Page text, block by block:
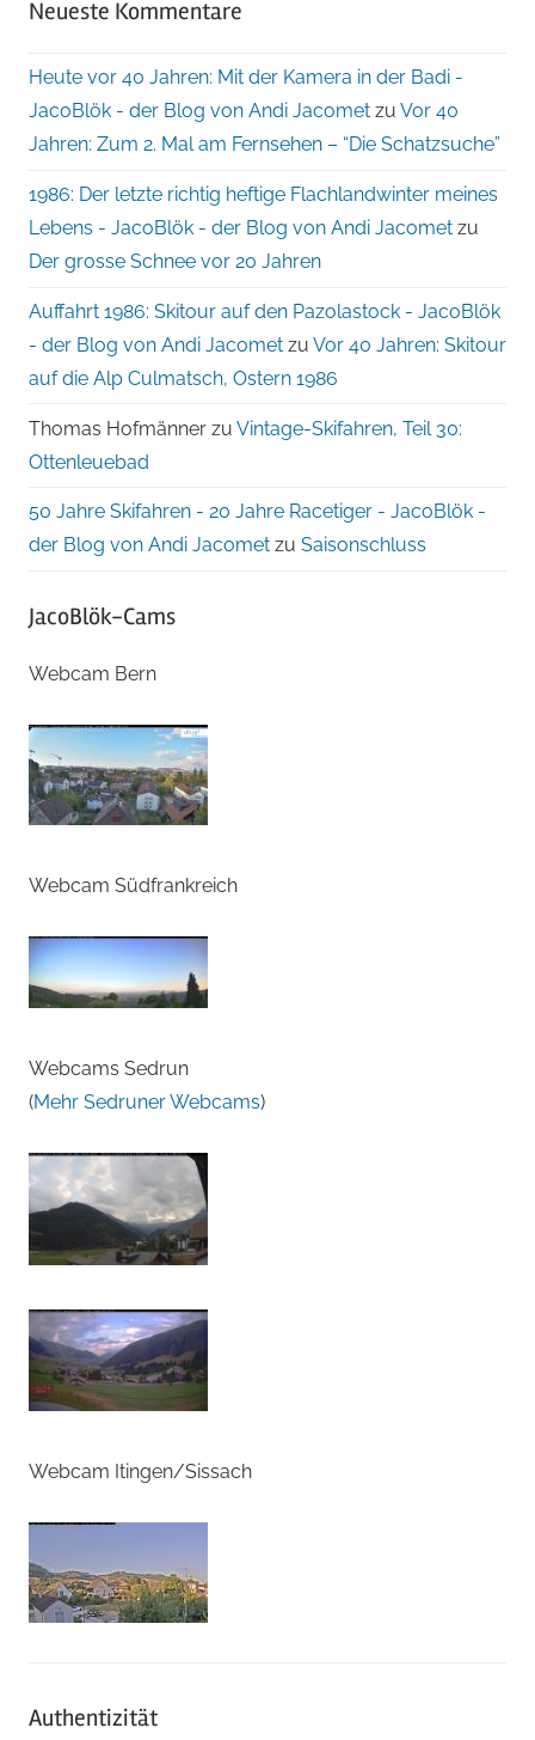
Neueste Kommentare
Heute vor 40 Jahren: Mit der Kamera in der Badi -
JacoBlök - der Blog von Andi Jacomet zu Vor 40
Jahren: Zum 2. Mal am Fernsehen – “Die Schatzsuche”
1986: Der letzte richtig heftige Flachlandwinter meines
Lebens - JacoBlök - der Blog von Andi Jacomet zu
Der grosse Schnee vor 20 Jahren
Auffahrt 1986: Skitour auf den Pazolastock - JacoBlök
- der Blog von Andi Jacomet zu Vor 40 Jahren: Skitour
auf die Alp Culmatsch, Ostern 1986
Thomas Hofmänner zu Vintage-Skifahren, Teil 30:
Ottenleuebad
50 Jahre Skifahren - 20 Jahre Racetiger - JacoBlök -
der Blog von Andi Jacomet zu Saisonschluss
JacoBlök-Cams
Webcam Bern
Webcam Südfrankreich
Webcams Sedrun
(Mehr Sedruner Webcams)
Webcam Itingen/Sissach
Authentizität